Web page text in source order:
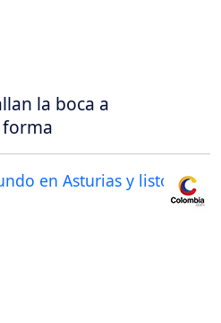
la boca a
forma